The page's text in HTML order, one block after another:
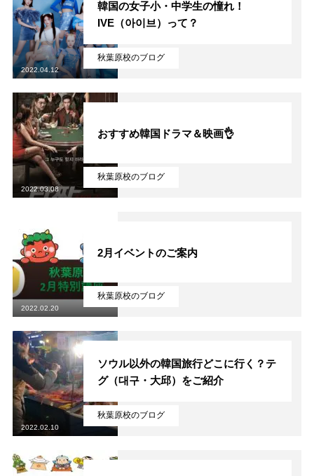
秋葉原校のブログ
韓国の女子小・中学生の憧れ！
IVE（아이브）って？
2022.04.12
秋葉原校のブログ
おすすめ韓国ドラマ＆映画👌
2022.03.08
秋葉原校のブログ
2月イベントのご案内
2022.02.20
秋葉原校のブログ
ソウル以外の韓国旅行どこに行く？テ
グ（대구・大邱）をご紹介
2022.02.10